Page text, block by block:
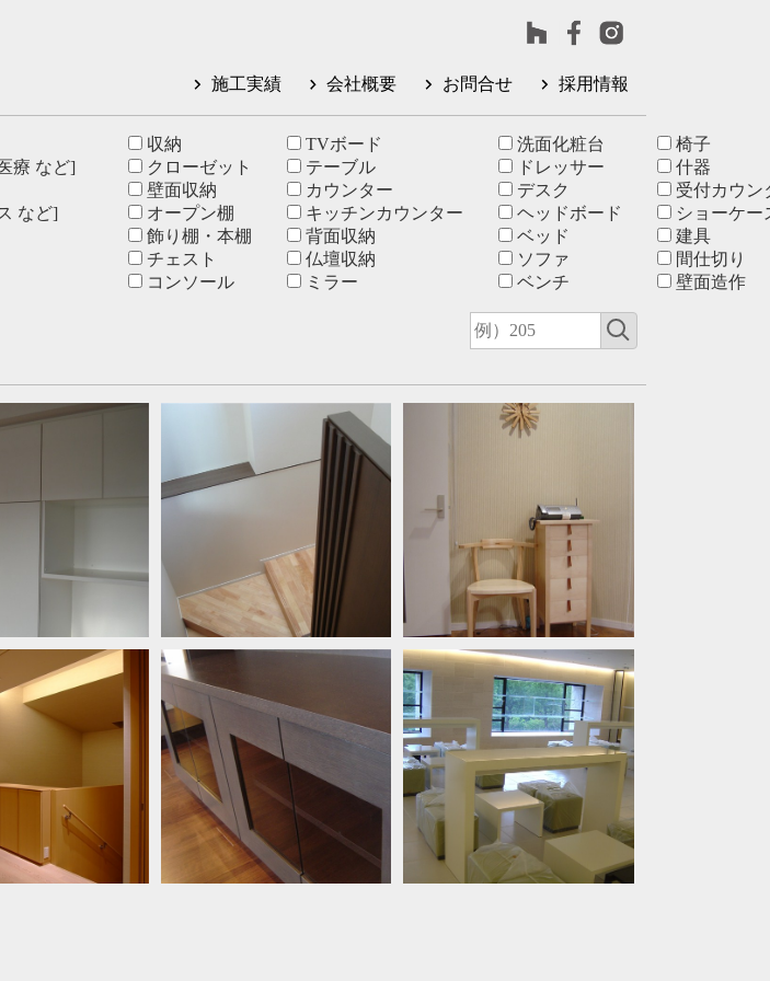
施工実績 会社概要 お問合せ 採用情報
療 など]
など]
収納
クローゼット
壁面収納
オープン棚
飾り棚・本棚
チェスト
コンソール
TVボード
テーブル
カウンター
キッチンカウンター
背面収納
仏壇収納
ミラー
洗面化粧台
ドレッサー
デスク
ヘッドボード
ベッド
ソファ
ベンチ
椅子
什器
受付カウン
ショーケー
建具
間仕切り
壁面造作